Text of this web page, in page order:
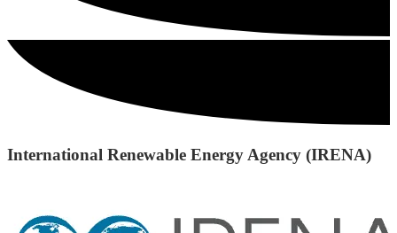
International Renewable Energy Agency (IRENA)